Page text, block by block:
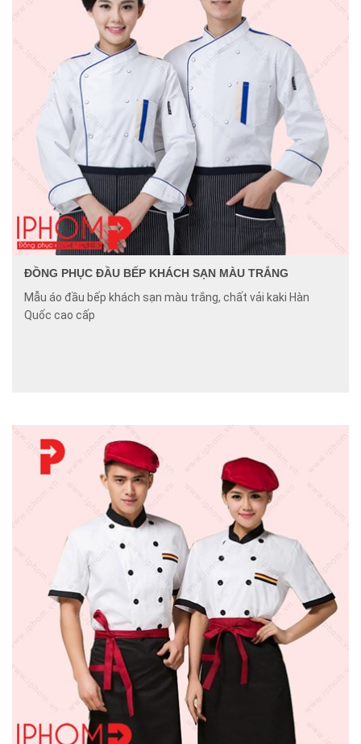
ĐỒNG PHỤC ĐẦU BẾP KHÁCH SẠN MÀU TRẮNG
Mẫu áo đầu bếp khách sạn màu trắng, chất vải kaki Hàn
Quốc cao cấp